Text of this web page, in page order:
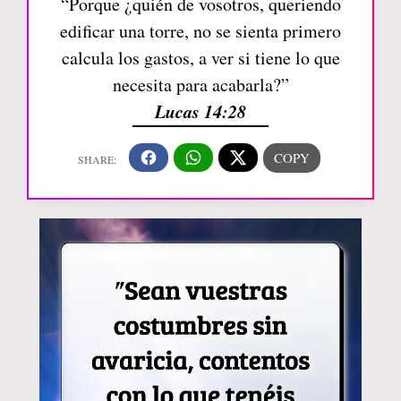
edificar una torre, no se sienta primero
calcula los gastos, a ver si tiene lo que
necesita para acabarla?”
Lucas 14:28